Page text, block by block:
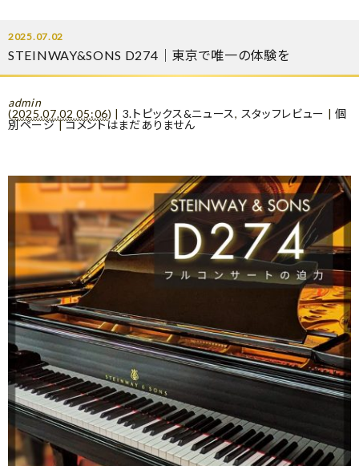
2025.07.02
STEINWAY&SONS D274｜東京で唯一の体験を
admin
(2025.07.02 05:06) | 3.トピックス&ニュース, スタッフレビュー |個
別ページ|コメントはまだありません